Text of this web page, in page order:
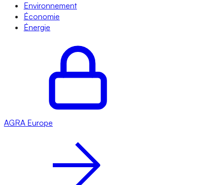
Environnement
Économie
Énergie
AGRA Europe